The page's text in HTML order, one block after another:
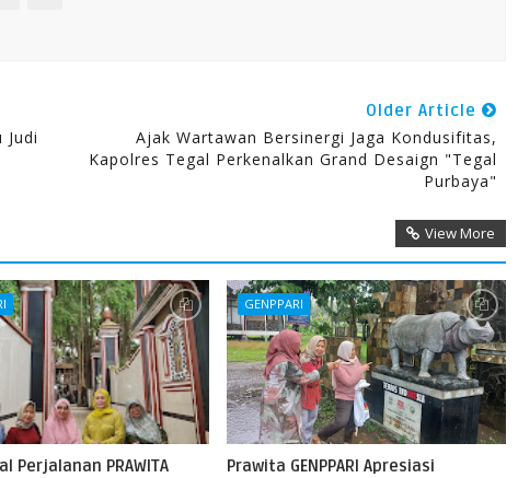
Older Article
Ajak Wartawan Bersinergi Jaga Kondusifitas,
Kapolres Tegal Perkenalkan Grand Desaign "Tegal
Purbaya"
View More
Perjalanan PRAWITA
GENPPARI
Prawita GENPPARI Apresiasi